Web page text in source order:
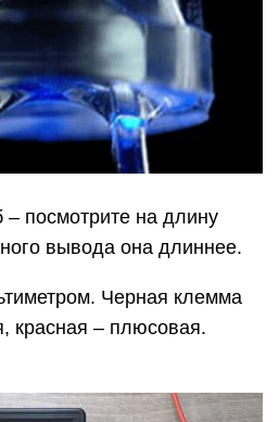
– посмотрите на длину
вывода она длиннее.
Черная клемма
красная – плюсовая.